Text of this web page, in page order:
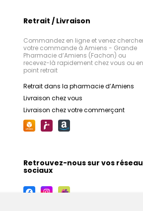
Retrait / Livraison
Commandez en ligne et venez
votre commande à Amiens - Grande
Pharmacie d’Amiens (Fachon) ou
recevez-là rapidement chez vous ou en
point retrait
Retrait dans la pharmacie d’Amiens
Livraison chez vous
Livraison chez votre commerçant
Retrouvez-nous sur vos
sociaux